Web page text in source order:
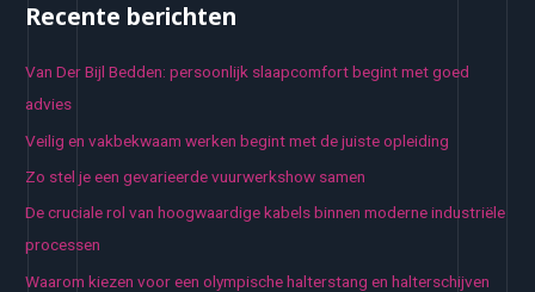
Recente berichten
Van Der Bijl Bedden: persoonlijk slaapcomfort begint met goed
advies
Veilig en vakbekwaam werken begint met de juiste opleiding
Zo stel je een gevarieerde vuurwerkshow samen
De cruciale rol van hoogwaardige kabels binnen moderne industriële
processen
Waarom kiezen voor een olympische halterstang en halterschijven